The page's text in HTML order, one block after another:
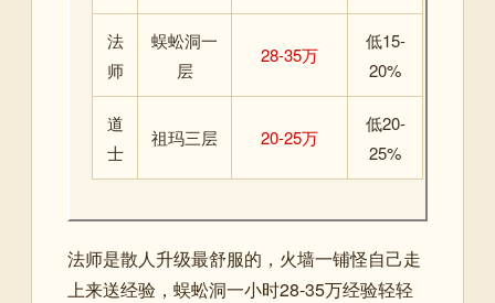
法
师
蜈蚣洞一
层
28-35万
低15-
20%
道
士
祖玛三层 20-25万
低20-
25%
法师是散人升级最舒服的，火墙一铺怪自己走
上来送经验，蜈蚣洞一小时28-35万经验轻轻